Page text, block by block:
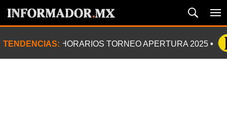
TENDENCIAS: HORARIOS TORNEO APERTURA 2025